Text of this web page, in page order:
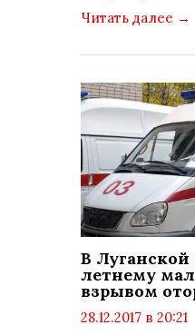
Читать далее →
В Луганской
летнему
взрывом
28.12.2017 в 20:21